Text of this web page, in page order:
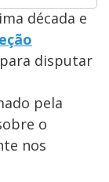
década e
disputar
pela
o
nos